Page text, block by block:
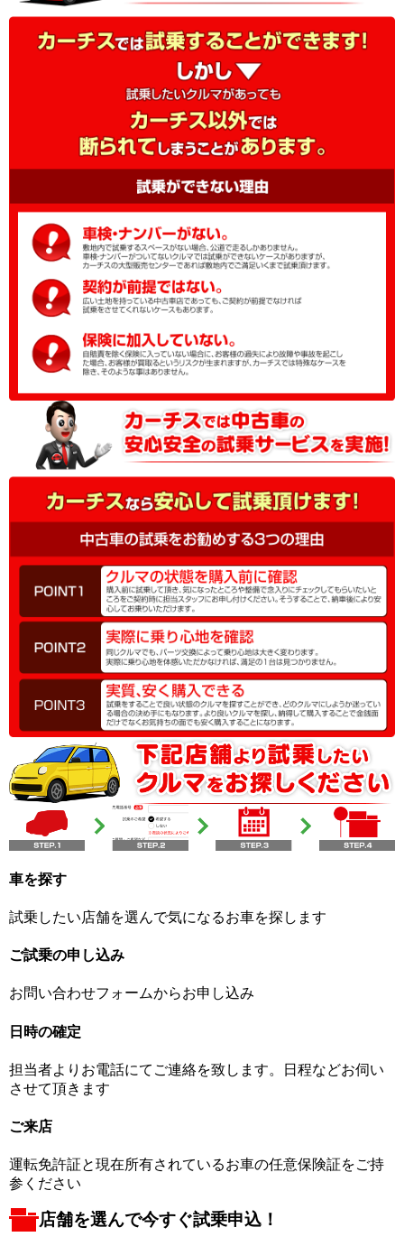
車を探す
試乗したい店舗を選んで気になるお車を探します
ご試乗の申し込み
お問い合わせフォームからお申し込み
日時の確定
担当者よりお電話にてご連絡を致します。日程などお伺い
させて頂きます
ご来店
運転免許証と現在所有されているお車の任意保険証をご持
参ください
店舗を選んで今すぐ試乗申込！